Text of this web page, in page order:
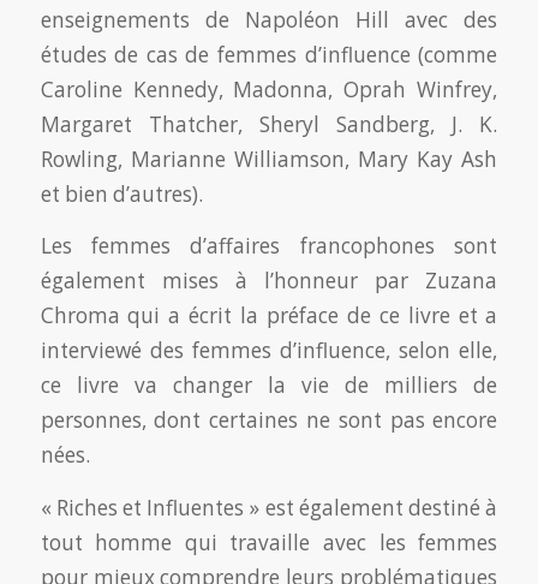
enseignements de Napoléon Hill avec des
études de cas de femmes d’influence (comme
Caroline Kennedy, Madonna, Oprah Winfrey,
Margaret Thatcher, Sheryl Sandberg, J. K.
Rowling, Marianne Williamson, Mary Kay Ash
et bien d’autres).
Les femmes d’affaires francophones sont
également mises à l’honneur par Zuzana
Chroma qui a écrit la préface de ce livre et a
interviewé des femmes d’influence, selon elle,
ce livre va changer la vie de milliers de
personnes, dont certaines ne sont pas encore
nées.
« Riches et Influentes » est également destiné à
tout homme qui travaille avec les femmes
pour mieux comprendre leurs problématiques